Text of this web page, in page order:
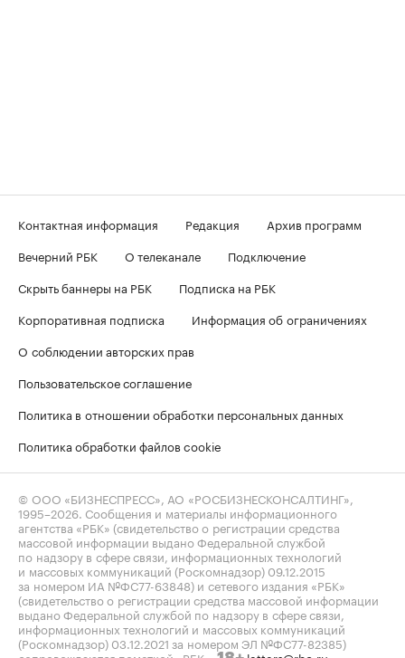
Контактная информация Редакция
Архив программ
Вечерний РБК
О телеканале
Подключение
Скрыть баннеры на РБК
Подписка на РБК
Корпоративная подписка
Информация об ограничениях
О соблюдении авторских прав
Пользовательское соглашение
Политика в отношении обработки персональных данных
Политика обработки файлов cookie
© ООО «БИЗНЕСПРЕСС», АО «РОСБИЗНЕСКОНСАЛТИНГ»,
1995–2026 . Сообщения и материалы информационного
агентства «РБК» (свидетельство о регистрации средства
массовой информации выдано Федеральной службой
по надзору в сфере связи, информационных технологий
и массовых коммуникаций (Роскомнадзор) 09.12.2015
за номером ИА №ФС77-63848) и сетевого издания «РБК»
(свидетельство о регистрации средства массовой информации
выдано Федеральной службой по надзору в сфере связи,
информационных технологий и массовых коммуникаций
(Роскомнадзор) 03.12.2021 за номером ЭЛ №ФС77-82385)